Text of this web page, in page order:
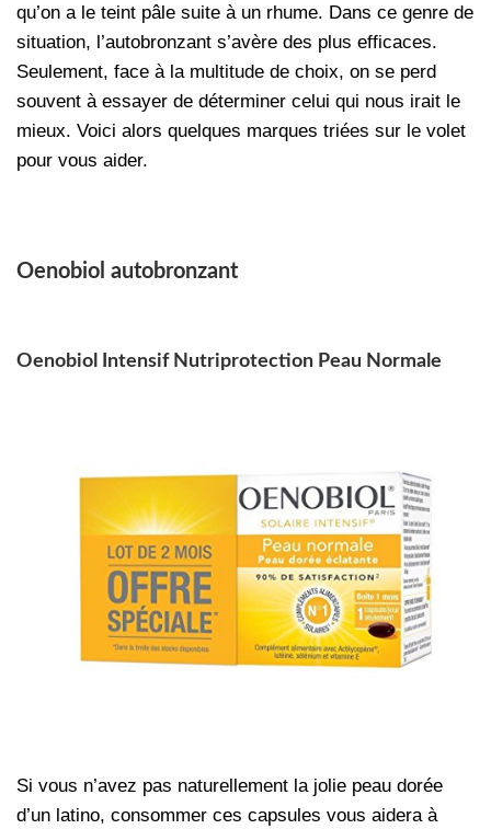
qu’on a le teint pâle suite à un rhume. Dans ce genre de
situation, l’autobronzant s’avère des plus efficaces.
Seulement, face à la multitude de choix, on se perd
souvent à essayer de déterminer celui qui nous irait le
mieux. Voici alors quelques marques triées sur le volet
pour vous aider.
Oenobiol autobronzant
Oenobiol Intensif Nutriprotection Peau Normale
Si vous n’avez pas naturellement la jolie peau dorée
d’un latino, consommer ces capsules vous aidera à